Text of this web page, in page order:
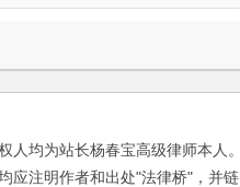
均为站长杨春宝高级律师本人。
应注明作者和出处"法律桥"，并链